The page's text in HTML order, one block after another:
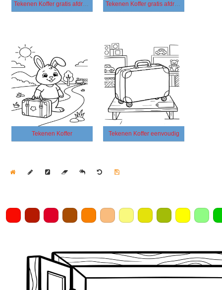
Tekenen Koffer gratis afdrukbaar basis Tekenen Koffer gratis afdrukbaar eenvoudig
Tekenen Koffer Tekenen Koffer eenvoudig